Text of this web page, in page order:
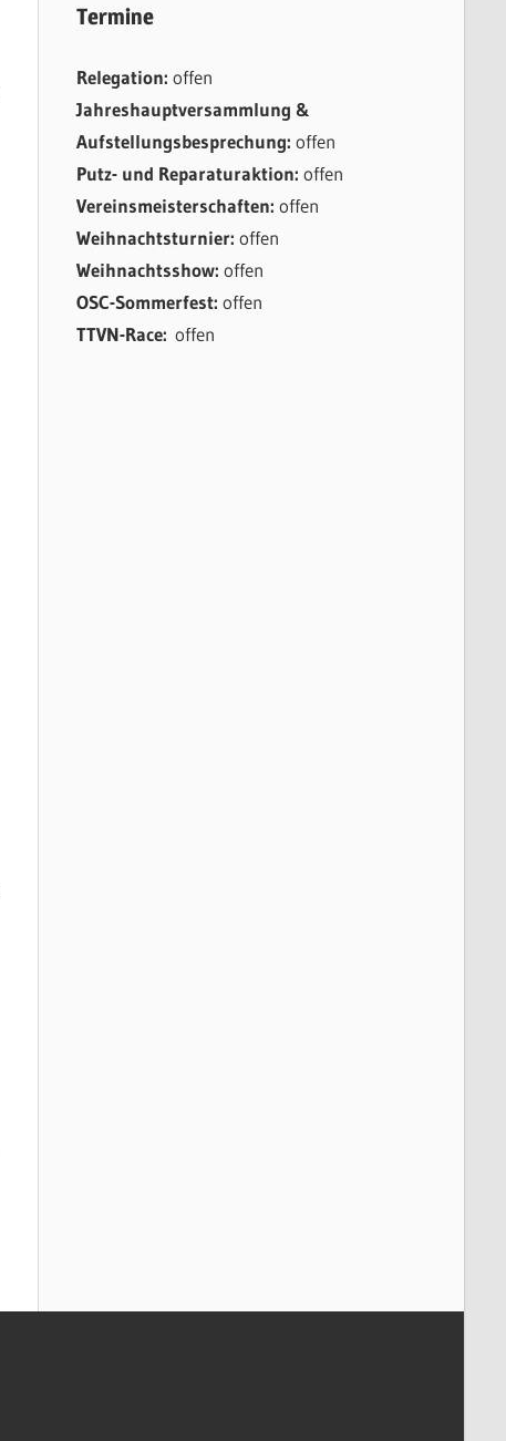
Termine
Relegation: offen
Jahreshauptversammlung &
Aufstellungsbesprechung: offen
Putz- und Reparaturaktion: offen
Vereinsmeisterschaften: offen
Weihnachtsturnier: offen
Weihnachtsshow: offen
OSC-Sommerfest: offen
TTVN-Race: offen